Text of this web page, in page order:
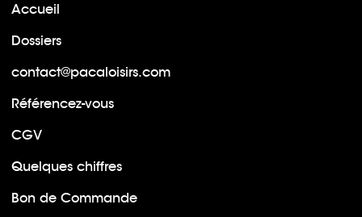
Accueil
Dossiers
contact@pacaloisirs.com
Référencez-vous
CGV
Quelques chiffres
Bon de Commande